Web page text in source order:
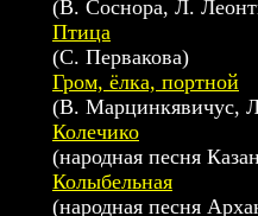
(В. Соснора, Л.
Птица
(С. Первакова)
Гром, ёлка, портной
(В. Марцинкявичус,
Колечико
(народная песня
Колыбельная
(народная песня